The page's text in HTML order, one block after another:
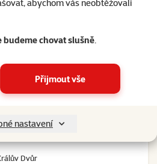
abychom vás neobtěžovali
budeme chovat slušně.
Přijmout vše
nastavení
Dvůr